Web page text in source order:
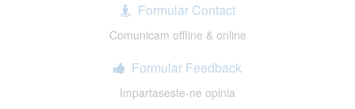
Formular Contact
Comunicam offline & online
Formular Feedback
Impartaseste-ne opinia